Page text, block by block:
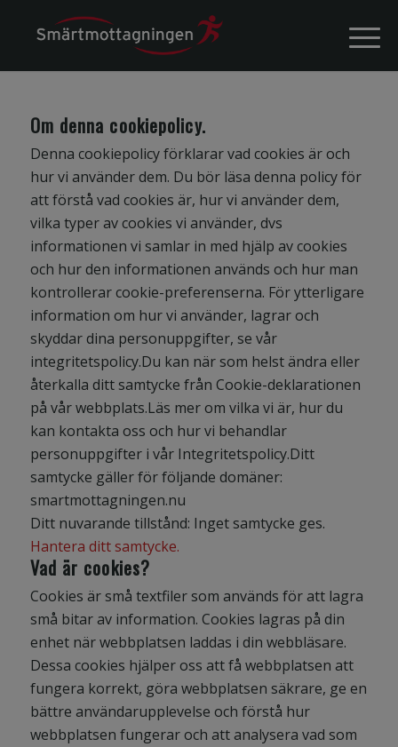
Om denna cookiepolicy.
Denna cookiepolicy förklarar vad cookies är och
hur vi använder dem. Du bör läsa denna policy för
att förstå vad cookies är, hur vi använder dem,
vilka typer av cookies vi använder, dvs
informationen vi samlar in med hjälp av cookies
och hur den informationen används och hur man
kontrollerar cookie-preferenserna. För ytterligare
information om hur vi använder, lagrar och
skyddar dina personuppgifter, se vår
integritetspolicy.Du kan när som helst ändra eller
återkalla ditt samtycke från Cookie-deklarationen
på vår webbplats.Läs mer om vilka vi är, hur du
kan kontakta oss och hur vi behandlar
personuppgifter i vår Integritetspolicy.Ditt
samtycke gäller för följande domäner:
smartmottagningen.nu
Ditt nuvarande tillstånd: Inget samtycke ges.
Hantera ditt samtycke.
Vad är cookies?
Cookies är små textfiler som används för att lagra
små bitar av information. Cookies lagras på din
enhet när webbplatsen laddas i din webbläsare.
Dessa cookies hjälper oss att få webbplatsen att
fungera korrekt, göra webbplatsen säkrare, ge en
bättre användarupplevelse och förstå hur
webbplatsen fungerar och att analysera vad som